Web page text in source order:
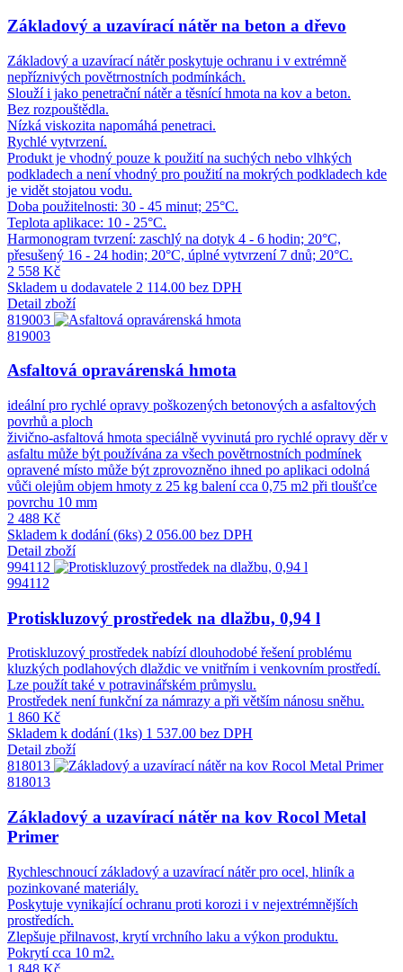
Základový a uzavírací nátěr na beton a dřevo
Základový a uzavírací nátěr poskytuje ochranu i v extrémně
nepříznivých povětrnostních podmínkách.
Slouží i jako penetrační nátěr a těsnící hmota na kov a beton.
Bez rozpouštědla.
Nízká viskozita napomáhá penetraci.
Rychlé vytvrzení.
Produkt je vhodný pouze k použití na suchých nebo vlhkých
podkladech a není vhodný pro použití na mokrých podkladech kde
je vidět stojatou vodu.
Doba použitelnosti: 30 - 45 minut; 25°C.
Teplota aplikace: 10 - 25°C.
Harmonogram tvrzení: zaschlý na dotyk 4 - 6 hodin; 20°C,
přesušený 16 - 24 hodin; 20°C, úplné vytvrzení 7 dnů; 20°C.
2 558 Kč
Skladem u dodavatele 2 114.00 bez DPH
Detail zboží
819003
819003
Asfaltová opravárenská hmota
ideální pro rychlé opravy poškozených betonových a asfaltových
povrhů a ploch
živično-asfaltová hmota speciálně vyvinutá pro rychlé opravy děr v
asfaltu může být používána za všech povětrnostních podmínek
opravené místo může být zprovozněno ihned po aplikaci odolná
vůči olejům objem hmoty z 25 kg balení cca 0,75 m2 při tloušťce
povrchu 10 mm
2 488 Kč
Skladem k dodání (6ks) 2 056.00 bez DPH
Detail zboží
994112
994112
Protiskluzový prostředek na dlažbu, 0,94 l
Protiskluzový prostředek nabízí dlouhodobé řešení problému
kluzkých podlahových dlaždic ve vnitřním i venkovním prostředí.
Lze použít také v potravinářském průmyslu.
Prostředek není funkční za námrazy a při větším nánosu sněhu.
1 860 Kč
Skladem k dodání (1ks) 1 537.00 bez DPH
Detail zboží
818013
818013
Základový a uzavírací nátěr na kov Rocol Metal
Primer
Rychleschnoucí základový a uzavírací nátěr pro ocel, hliník a
pozinkované materiály.
Poskytuje vynikající ochranu proti korozi i v nejextrémnějších
prostředích.
Zlepšuje přilnavost, krytí vrchního laku a výkon produktu.
Pokrytí cca 10 m2.
1 848 Kč